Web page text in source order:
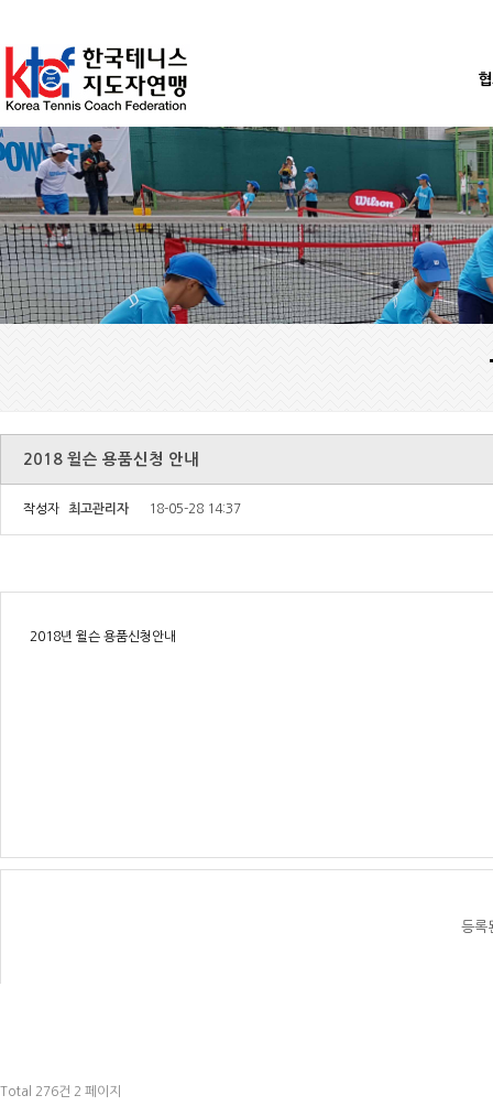
2018 윌슨 용품신청 안내
작성자 최고관리자 18-05-28 14:37
2018년 윌슨 용품신청안내
등록
Total 276건 2 페이지